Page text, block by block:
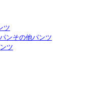
ツ
ンその他パンツ
ツ